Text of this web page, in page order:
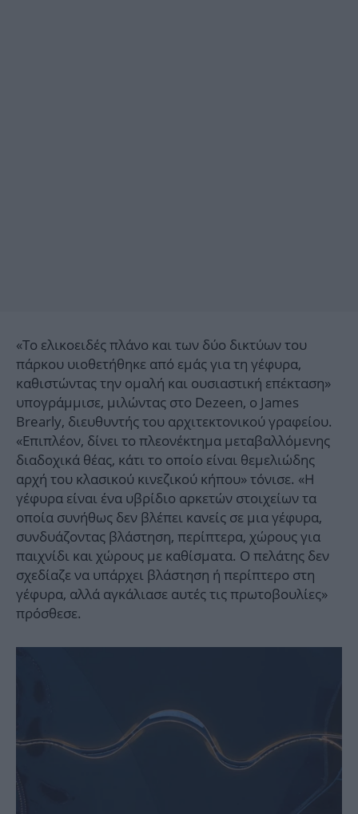
«Το ελικοειδές πλάνο και των δύο δικτύων του
πάρκου υιοθετήθηκε από εμάς για τη γέφυρα,
καθιστώντας την ομαλή και ουσιαστική επέκταση»
υπογράμμισε, μιλώντας στο Dezeen, ο James
Brearly, διευθυντής του αρχιτεκτονικού γραφείου.
«Επιπλέον, δίνει το πλεονέκτημα μεταβαλλόμενης
διαδοχικά θέας, κάτι το οποίο είναι θεμελιώδης
αρχή του κλασικού κινεζικού κήπου» τόνισε. «Η
γέφυρα είναι ένα υβρίδιο αρκετών στοιχείων τα
οποία συνήθως δεν βλέπει κανείς σε μια γέφυρα,
συνδυάζοντας βλάστηση, περίπτερα, χώρους για
παιχνίδι και χώρους με καθίσματα. Ο πελάτης δεν
σχεδίαζε να υπάρχει βλάστηση ή περίπτερο στη
γέφυρα, αλλά αγκάλιασε αυτές τις πρωτοβουλίες»
πρόσθεσε.